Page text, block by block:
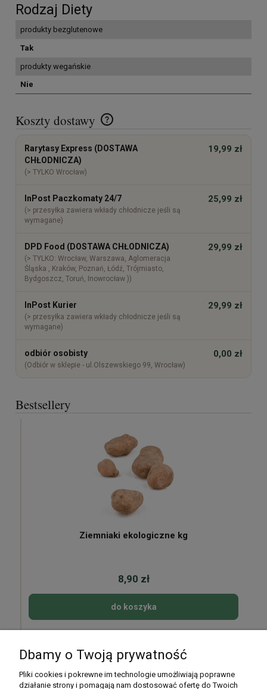
Rodzaj Diety
produkty bezglutenowe
Tak
produkty wegańskie
Nie
Koszty dostawy
Cena nie zawiera ewentualnych kosztów płatności
Rarytasy Express (DOSTAWA
CHŁODNICZA)
(> TYLKO Wrocław)
19,99 zł
InPost Paczkomaty 24/7
(> przesyłka zawiera wkłady chłodnicze jeśli są
wymagane)
25,99 zł
DPD Food (DOSTAWA CHŁODNICZA)
(> TYLKO: Wrocław, Warszawa, Aglomeracja
Śląska , Kraków, Poznań, Łódź, Trójmiasto,
Bydgoszcz, Toruń, Inowrocław ))
29,99 zł
InPost Kurier
(> przesyłka zawiera wkłady chłodnicze jeśli są
wymagane)
29,99 zł
odbiór osobisty
(Odbiór w sklepie - ul.Olszewskiego 99, Wrocław)
0,00 zł
Bestsellery
Ziemniaki ekologiczne kg
8,90 zł
do koszyka
Dbamy o Twoją prywatność
Pliki cookies i pokrewne im technologie umożliwiają poprawne
działanie strony i pomagają nam dostosować ofertę do Twoich